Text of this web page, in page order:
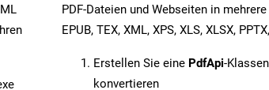
PDF-Dateien und Webseiten in
EPUB, TEX, XML, XPS, XLS, XLSX,
Erstellen Sie eine PdfApi-
konvertieren